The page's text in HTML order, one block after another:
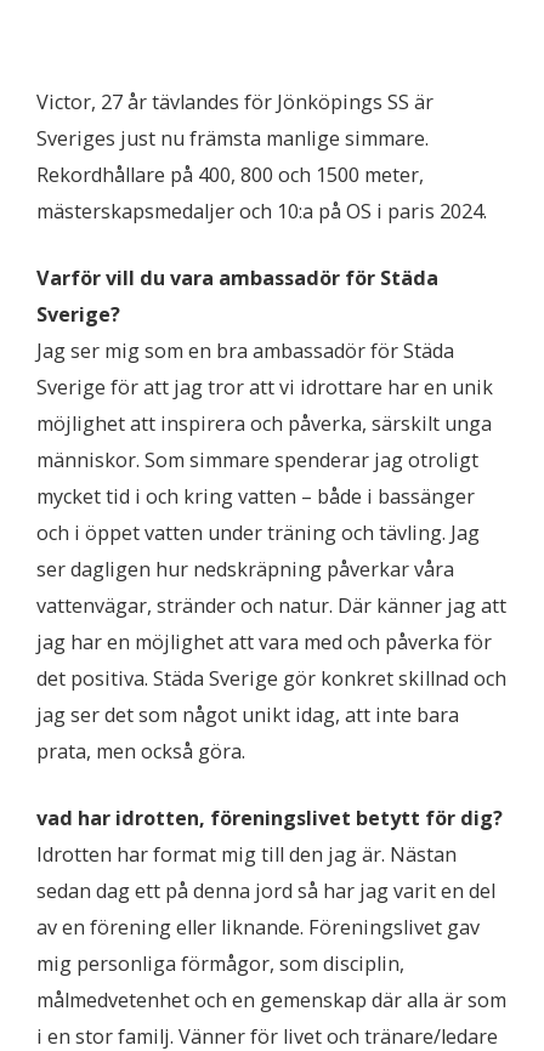
Victor, 27 år tävlandes för Jönköpings SS är
Sveriges just nu främsta manlige simmare.
Rekordhållare på 400, 800 och 1500 meter,
mästerskapsmedaljer och 10:a på OS i paris 2024.
Varför vill du vara ambassadör för Städa
Sverige?
Jag ser mig som en bra ambassadör för Städa
Sverige för att jag tror att vi idrottare har en unik
möjlighet att inspirera och påverka, särskilt unga
människor. Som simmare spenderar jag otroligt
mycket tid i och kring vatten – både i bassänger
och i öppet vatten under träning och tävling. Jag
ser dagligen hur nedskräpning påverkar våra
vattenvägar, stränder och natur. Där känner jag att
jag har en möjlighet att vara med och påverka för
det positiva. Städa Sverige gör konkret skillnad och
jag ser det som något unikt idag, att inte bara
prata, men också göra.
vad har idrotten, föreningslivet betytt för dig?
Idrotten har format mig till den jag är. Nästan
sedan dag ett på denna jord så har jag varit en del
av en förening eller liknande. Föreningslivet gav
mig personliga förmågor, som disciplin,
målmedvetenhet och en gemenskap där alla är som
i en stor familj. Vänner för livet och tränare/ledare